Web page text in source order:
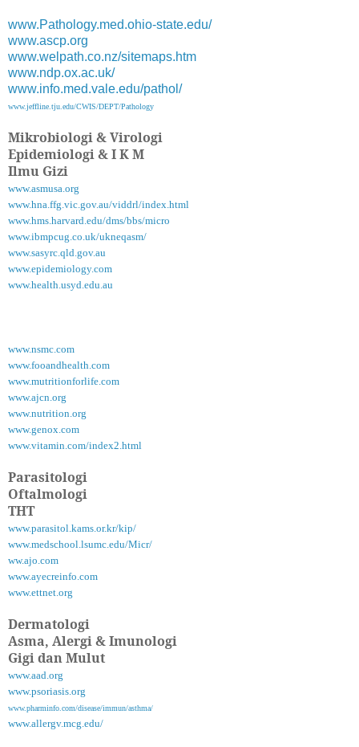
www.Pathology.med.ohio-state.edu/
www.ascp.org
www.welpath.co.nz/sitemaps.htm
www.ndp.ox.ac.uk/
www.info.med.vale.edu/pathol/
www.jeffline.tju.edu/CWIS/DEPT/Pathology
Mikrobiologi & Virologi
Epidemiologi & I K M
Ilmu Gizi
www.asmusa.org
www.hna.ffg.vic.gov.au/viddrl/index.html
www.hms.harvard.edu/dms/bbs/micro
www.ibmpcug.co.uk/ukneqasm/
www.sasyrc.qld.gov.au
www.epidemiology.com
www.health.usyd.edu.au
www.nsmc.com
www.fooandhealth.com
www.mutritionforlife.com
www.ajcn.org
www.nutrition.org
www.genox.com
www.vitamin.com/index2.html
Parasitologi
Oftalmologi
THT
www.parasitol.kams.or.kr/kip/
www.medschool.lsumc.edu/Micr/
ww.ajo.com
www.ayecreinfo.com
www.ettnet.org
Dermatologi
Asma, Alergi & Imunologi
Gigi dan Mulut
www.aad.org
www.psoriasis.org
www.pharminfo.com/disease/immun/asthma/
www.allergv.mcg.edu/